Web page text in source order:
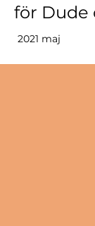
för Dude
2021 maj